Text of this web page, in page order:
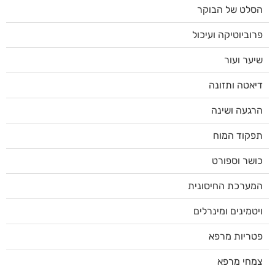
הסלט של הבוקר
פרוביוטיקה ועיכול
שיער ועור
דיאטה ותזונה
הרגעה ושינה
תפקוד המוח
כושר וספורט
המערכת החיסונית
ויטמינים ומינרלים
פטריות מרפא
צמחי מרפא